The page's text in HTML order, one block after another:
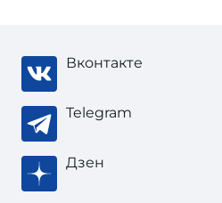
Вконтакте
Telegram
Дзен